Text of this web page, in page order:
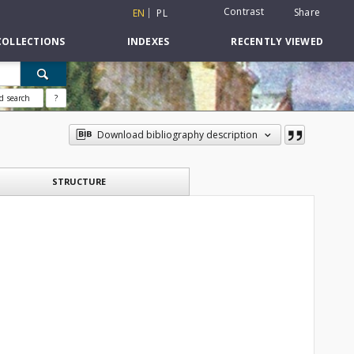
EN PL Contrast Share
INDEXES RECENTLY VIEWED
search ?
Download bibliography description
STRUCTURE